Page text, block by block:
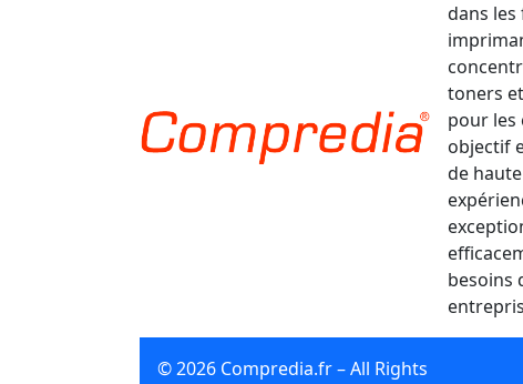
dans
toners
pour les
objectif
de
besoins
© 2026 Compredia.fr – All Rights